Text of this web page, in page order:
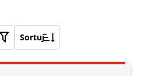
Sortuj